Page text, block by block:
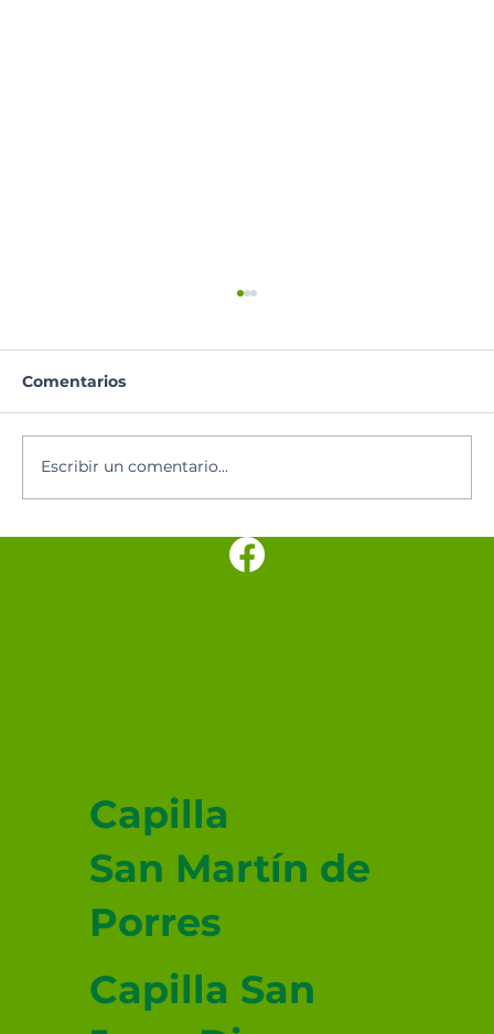
Los cinco minutos del Espíritu
Comentarios
Escribir un comentario...
Capilla
San Martín de
Porres
Capilla San